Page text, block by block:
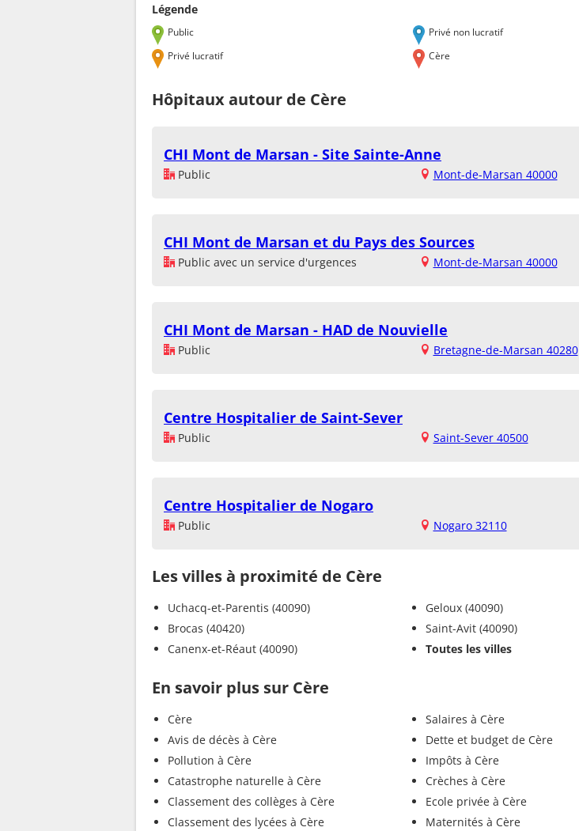
Légende
Public
Privé non lucratif
Privé lucratif
Cère
Hôpitaux autour de Cère
CHI Mont de Marsan - Site Sainte-Anne
Public Mont-de-Marsan 40000
CHI Mont de Marsan et du Pays des Sources
Public avec un service d'urgences Mont-de-Marsan 40000
CHI Mont de Marsan - HAD de Nouvielle
Public Bretagne-de-Marsan 40280
Centre Hospitalier de Saint-Sever
Public Saint-Sever 40500
Centre Hospitalier de Nogaro
Public Nogaro 32110
Les villes à proximité de Cère
Uchacq-et-Parentis (40090)
Brocas (40420)
Canenx-et-Réaut (40090)
Geloux (40090)
Saint-Avit (40090)
Toutes les villes
En savoir plus sur Cère
Cère
Avis de décès à Cère
Pollution à Cère
Catastrophe naturelle à Cère
Classement des collèges à Cère
Classement des lycées à Cère
Salaires à Cère
Dette et budget de Cère
Impôts à Cère
Crèches à Cère
Ecole privée à Cère
Maternités à Cère